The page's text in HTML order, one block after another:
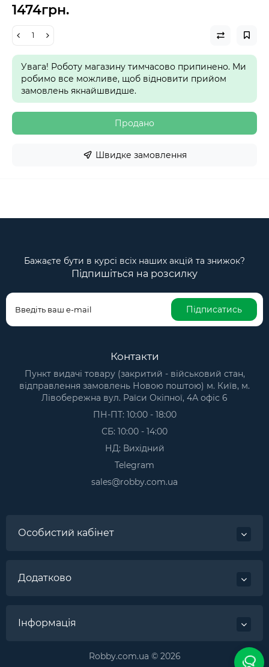
1474грн.
Увага! Роботу магазину тимчасово припинено. Ми
робимо все можливе, щоб відновити прийом
замовлень якнайшвидше.
Продано
Швидке замовлення
Бажаєте бути в курсі всіх наших акцій та знижок?
Підпишіться на розсилку
Підписатись
Контакти
Пункт видачі товару (закритий - військовий стан,
відправлення замовлень Новою поштою) м. Київ, м.
Лівобережна вул. Раїси Окіпної, 4А офіс 6
ПН-ПТ: 10:00 - 18:00
СБ: 10:00 - 14:00
НД: Вихідний
Telegram
sales@robby.com.ua
Особистий кабінет
Додатково
Інформація
Robby.com.ua © 2026